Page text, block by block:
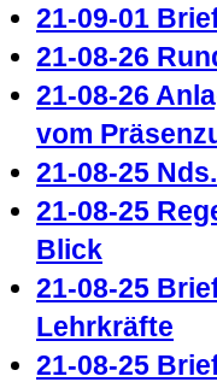
21-09-01
21-08-26
21-08-26
vom
21-08-25
21-08-25
Blick
21-08-25
Lehrkräfte
21-08-25